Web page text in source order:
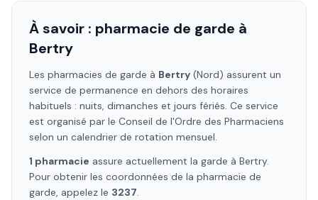
À savoir : pharmacie de garde à
Bertry
Les pharmacies de garde à Bertry (Nord) assurent un
service de permanence en dehors des horaires
habituels : nuits, dimanches et jours fériés. Ce service
est organisé par le Conseil de l'Ordre des Pharmaciens
selon un calendrier de rotation mensuel.
1 pharmacie assure actuellement la garde à Bertry.
Pour obtenir les coordonnées de la pharmacie de
garde, appelez le 3237.